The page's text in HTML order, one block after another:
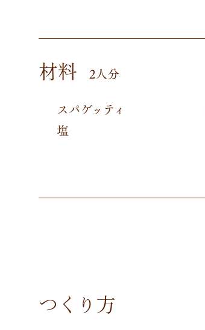
材料
2人分
スパゲッティ
塩
つくり方